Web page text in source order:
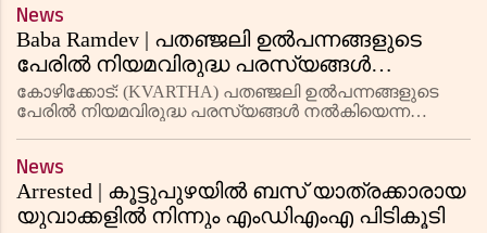
നാഷനല്
News
Baba Ramdev | പതഞ്ജലി ഉല്‍പന്നങ്ങളുടെ
പേരില്‍ നിയമവിരുദ്ധ പരസ്യങ്ങള്‍
നല്‍കിയെന്ന കേസില്‍ ബാബാ രാം
ദേവിനോട് കോഴിക്കോട് കോടതിയില്‍
ഹാജരാകാന്‍ നിര്‍ദേശം
കോഴിക്കോട്: (KVARTHA) പതഞ്ജലി ഉല്‍പന്നങ്ങളുടെ
പേരില്‍ നിയമവിരുദ്ധ പരസ്യങ്ങള്‍ നല്‍കിയെന്ന
ഹാജരാകാന്‍ നിര്‍ദേശം നല്‍കി നാല
News
Arrested | കൂട്ടുപുഴയില്‍ ബസ് യാത്രക്കാരായ
യുവാക്കളില്‍ നിന്നും എംഡിഎംഎ പിടികൂടി